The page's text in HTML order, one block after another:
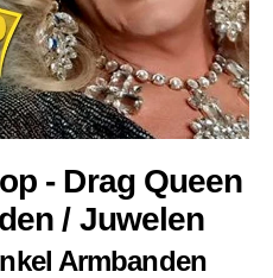
- Drag Queen
/ Juwelen
Armbanden